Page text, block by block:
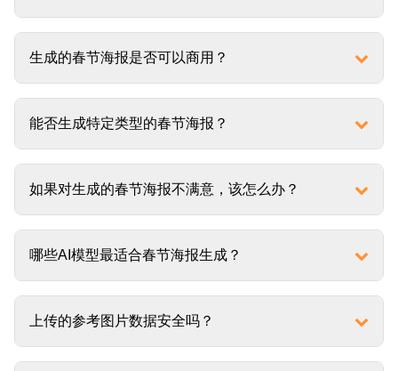
生成的春节海报是否可以商用？
能否生成特定类型的春节海报？
如果对生成的春节海报不满意，该怎么办？
哪些AI模型最适合春节海报生成？
上传的参考图片数据安全吗？